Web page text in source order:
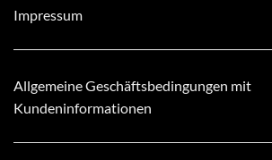
Impressum
Allgemeine Geschäftsbedingungen mit
Kundeninformationen